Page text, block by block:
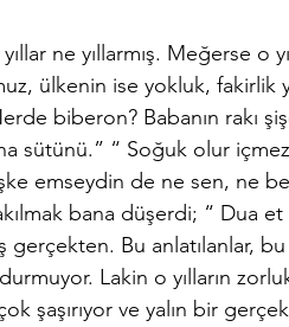
Harf Devrimi Hızırellez
Fotoğraf Proje Konuk Yazar
Uluğ Bey
ülkenin ise yokluk, fakirlik
biberon? Babanın rakı
sütünü.” “ Soğuk olur
emseydin de ne sen, ne
bana düşerdi; “ Dua
gerçekten. Bu anlatılanlar,
Lakin o yılların
şaşırıyor ve yalın bir